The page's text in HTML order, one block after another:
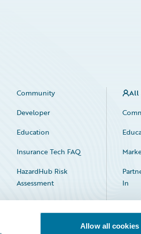
Allow all cookies
Community
Developer
Education
Insurance Tech FAQ
HazardHub Risk
Assessment
All
In